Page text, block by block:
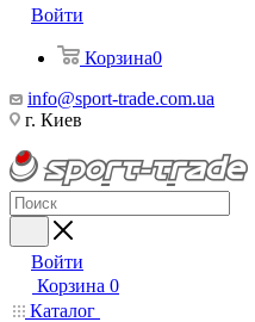
Войти
Корзина0
info@sport-trade.com.ua
г. Киев
Войти
Корзина 0
Каталог